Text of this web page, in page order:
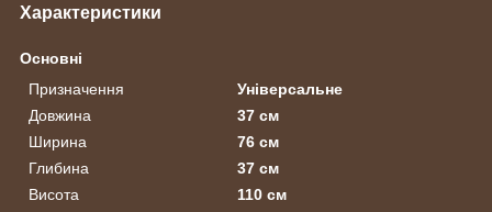
Характеристики
Основні
Призначення
Універсальне
Довжина
37 см
Ширина
76 см
Глибина
37 см
Висота
110 см